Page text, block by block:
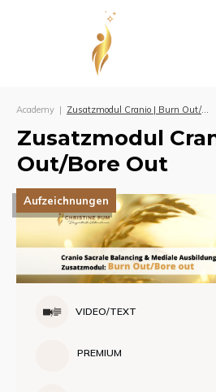
Academy | Zusatzmodul Cranio | Burn Out/Bore Out
Zusatzmodul
Out/Bore Out
Aufzeichnungen
VIDEO/TEXT
PREMIUM